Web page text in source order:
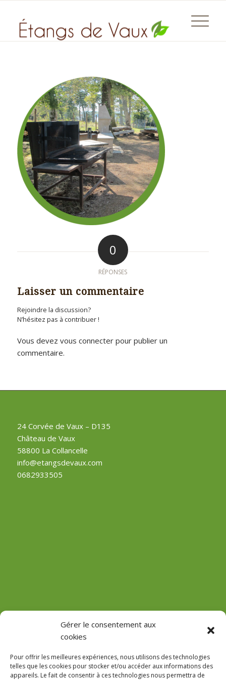
Gérer le consentement aux
cookies
Pour offrir les meilleures expériences, nous utilisons des technologies
telles que les cookies pour stocker et/ou accéder aux informations des
appareils. Le fait de consentir à ces technologies nous permettra de
0
RÉPONSES
Laisser un commentaire
Rejoindre la discussion?
N’hésitez pas à contribuer !
Vous devez vous connecterpour publier un
commentaire.
24 Corvée de Vaux – D135
Château de Vaux
58800 La Collancelle
info@etangsdevaux.com
0682933505
GPS : 47.184471755485816, 3.618713022912785